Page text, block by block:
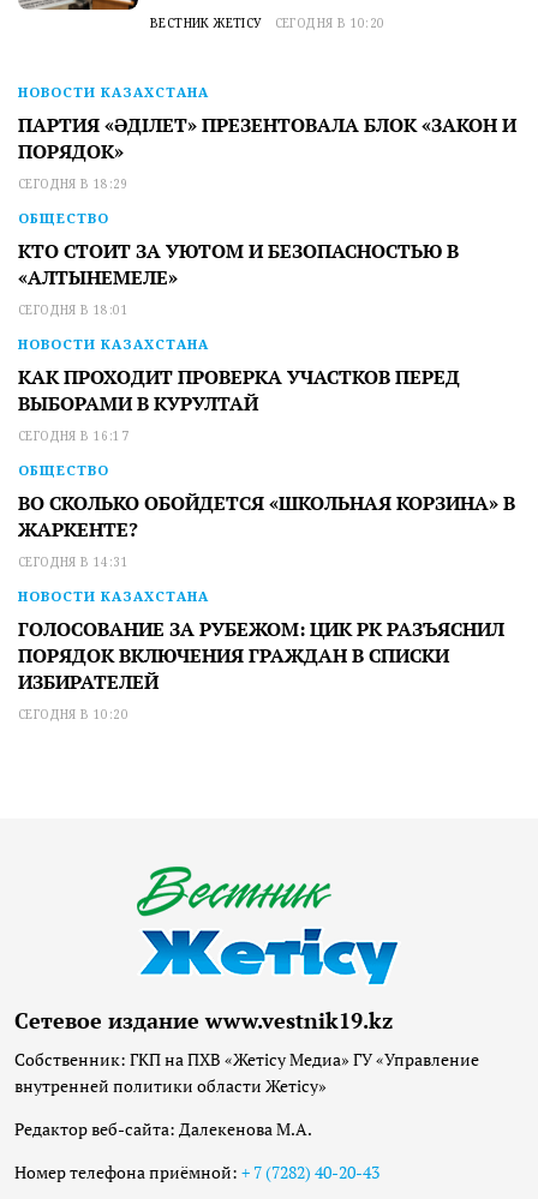
ВЕСТНИК ЖЕТІСУ СЕГОДНЯ В 10:20
НОВОСТИ КАЗАХСТАНА
ПАРТИЯ «ӘДІЛЕТ» ПРЕЗЕНТОВАЛА БЛОК «ЗАКОН И
ПОРЯДОК»
СЕГОДНЯ В 18:29
ОБЩЕСТВО
КТО СТОИТ ЗА УЮТОМ И БЕЗОПАСНОСТЬЮ В
«АЛТЫНЕМЕЛЕ»
СЕГОДНЯ В 18:01
НОВОСТИ КАЗАХСТАНА
КАК ПРОХОДИТ ПРОВЕРКА УЧАСТКОВ ПЕРЕД
ВЫБОРАМИ В КУРУЛТАЙ
СЕГОДНЯ В 16:17
ОБЩЕСТВО
ВО СКОЛЬКО ОБОЙДЕТСЯ «ШКОЛЬНАЯ КОРЗИНА» В
ЖАРКЕНТЕ?
СЕГОДНЯ В 14:31
НОВОСТИ КАЗАХСТАНА
ГОЛОСОВАНИЕ ЗА РУБЕЖОМ: ЦИК РК РАЗЪЯСНИЛ
ПОРЯДОК ВКЛЮЧЕНИЯ ГРАЖДАН В СПИСКИ
ИЗБИРАТЕЛЕЙ
СЕГОДНЯ В 10:20
Сетевое издание www.vestnik19.kz
Собственник: ГКП на ПХВ «Жетісу Медиа» ГУ «Управление
внутренней политики области Жетісу»
Редактор веб-сайта: Далекенова М.А.
Номер телефона приёмной: + 7 (7282) 40-20-43